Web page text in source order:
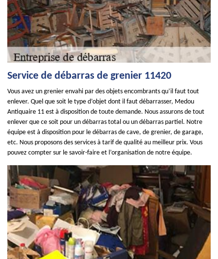
Service de débarras de grenier 11420
Vous avez un grenier envahi par des objets encombrants qu’il faut tout
enlever. Quel que soit le type d’objet dont il faut débarrasser, Medou
Antiquaire 11 est à disposition de toute demande. Nous assurons de tout
enlever que ce soit pour un débarras total ou un débarras partiel. Notre
équipe est à disposition pour le débarras de cave, de grenier, de garage,
etc. Nous proposons des services à tarif de qualité au meilleur prix. Vous
pouvez compter sur le savoir-faire et l’organisation de notre équipe.